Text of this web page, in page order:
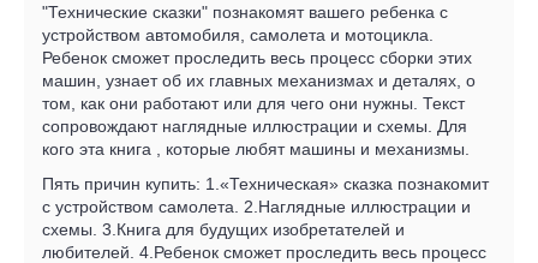
"Технические сказки" познакомят вашего ребенка с
устройством автомобиля, самолета и мотоцикла.
Ребенок сможет проследить весь процесс сборки этих
машин, узнает об их главных механизмах и деталях, о
том, как они работают или для чего они нужны. Текст
сопровождают наглядные иллюстрации и схемы. Для
кого эта книга , которые любят машины и механизмы.
Пять причин купить: 1.«Техническая» сказка познакомит
с устройством самолета. 2.Наглядные иллюстрации и
схемы. 3.Книга для будущих изобретателей и
любителей. 4.Ребенок сможет проследить весь процесс